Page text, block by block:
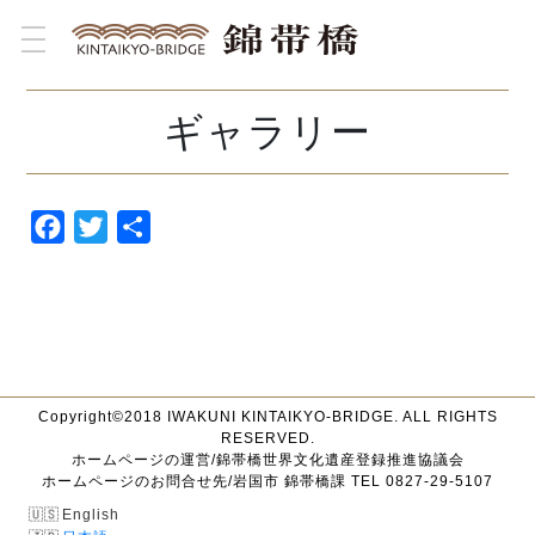
toggle navigation
ギャラリー
Facebook
Twitter
Copyright©2018 IWAKUNI KINTAIKYO-BRIDGE. ALL RIGHTS
RESERVED.
ホームページの運営/錦帯橋世界文化遺産登録推進協議会
ホームページのお問合せ先/岩国市 錦帯橋課 TEL 0827-29-5107
English